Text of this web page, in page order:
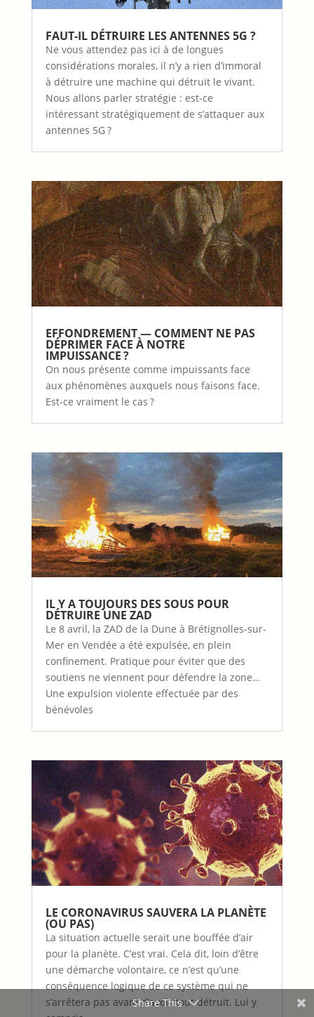
FAUT-IL DÉTRUIRE LES ANTENNES 5G ?
Ne vous attendez pas ici à de longues
considérations morales, il n’y a rien d’immoral
à détruire une machine qui détruit le vivant.
Nous allons parler stratégie : est-ce
intéressant stratégiquement de s’attaquer aux
antennes 5G ?
EFFONDREMENT — COMMENT NE PAS
DÉPRIMER FACE À NOTRE
IMPUISSANCE ?
On nous présente comme impuissants face
aux phénomènes auxquels nous faisons face.
Est-ce vraiment le cas ?
IL Y A TOUJOURS DES SOUS POUR
DÉTRUIRE UNE ZAD
Le 8 avril, la ZAD de la Dune à Brétignolles-sur-
Mer en Vendée a été expulsée, en plein
confinement. Pratique pour éviter que des
soutiens ne viennent pour défendre la zone…
Une expulsion violente effectuée par des
bénévoles
LE CORONAVIRUS SAUVERA LA PLANÈTE
(OU PAS)
La situation actuelle serait une bouffée d’air
pour la planète. C’est vrai. Cela dit, loin d’être
une démarche volontaire, ce n’est qu’une
conséquence logique de ce système qui ne
s’arrêtera pas avant d’avoir tout détruit. Lui y
Share This